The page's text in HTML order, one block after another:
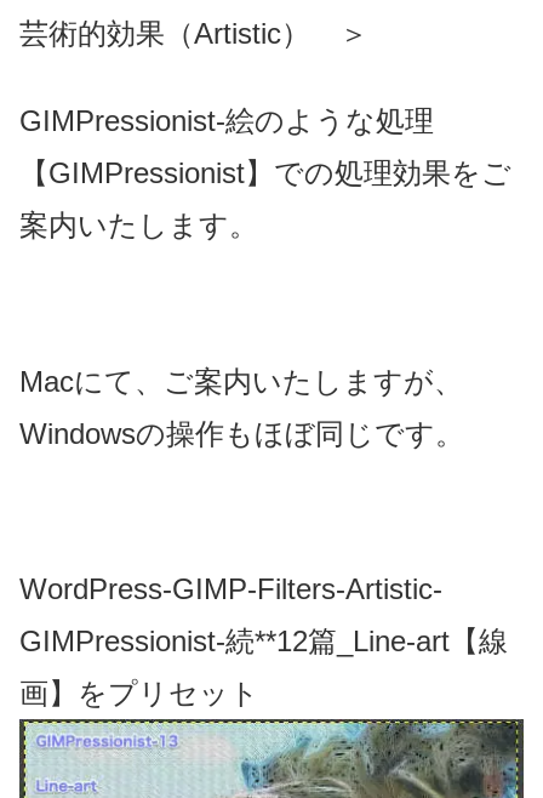
芸術的効果（Artistic） ＞
GIMPressionist-絵のような処理
【GIMPressionist】での処理効果をご
案内いたします。
Macにて、ご案内いたしますが、
Windowsの操作もほぼ同じです。
WordPress-GIMP-Filters-Artistic-
GIMPressionist-続**12篇_Line-art【線
画】をプリセット